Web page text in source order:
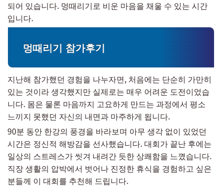
되어 있습니다. 멍때리기로 비운 마음을 채울 수 있는 시간
입니다.
멍때리기 참가후기
지난해 참가했던 경험을 나누자면, 처음에는 단순히 가만히
있는 것이라 생각했지만 실제로는 매우 어려운 도전이었습
니다. 몸은 물론 마음까지 고요하게 만드는 과정에서 평소
느끼지 못했던 자신의 내면과 마주하게 됩니다.
90분 동안 한강의 풍경을 바라보며 아무 생각 없이 있었던
시간은 정신적 해방감을 선사했습니다. 대회가 끝난 후에는
일상의 스트레스가 씻겨 내려간 듯한 상쾌함을 느꼈습니다.
직장 생활의 압박에서 벗어나 진정한 휴식을 경험하고 싶은
분들께 이 대회를 추천해 드립니다.